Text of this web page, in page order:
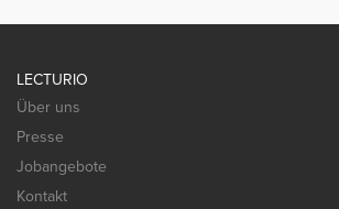
LECTURIO
Über uns
Presse
Jobangebote
Kontakt